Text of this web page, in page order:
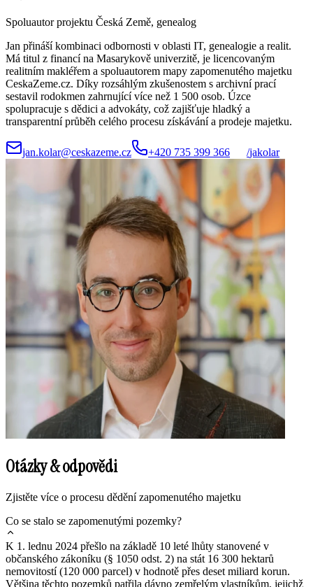
Spoluautor projektu Česká Země, genealog
Jan přináší kombinaci odbornosti v oblasti IT, genealogie a realit.
Má titul z financí na Masarykově univerzitě, je licencovaným
realitním makléřem a spoluautorem mapy zapomenutého majetku
CeskaZeme.cz. Díky rozsáhlým zkušenostem s archivní prací
sestavil rodokmen zahrnující více než 1 500 osob. Úzce
spolupracuje s dědici a advokáty, což zajišťuje hladký a
transparentní průběh celého procesu získávání a prodeje majetku.
jan.kolar@ceskazeme.cz +420 735 399 366 /jakolar
Otázky & odpovědi
Zjistěte více o procesu dědění zapomenutého majetku
Co se stalo se zapomenutými pozemky?
K 1. lednu 2024 přešlo na základě 10 leté lhůty stanovené v
občanského zákoníku (§ 1050 odst. 2) na stát 16 300 hektarů
nemovitostí (120 000 parcel) v hodnotě přes deset miliard korun.
Většina těchto pozemků patřila dávno zemřelým vlastníkům, jejichž